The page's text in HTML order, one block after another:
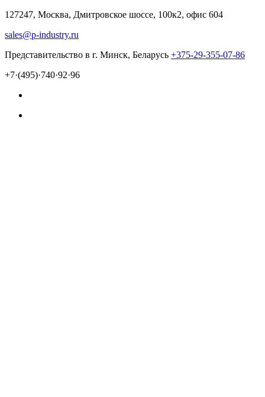
127247, Москва, Дмитровское шоссе, 100к2, офис 604
sales@p-industry.ru
Представительство в г. Минск, Беларусь +375-29-355-07-86
+7·(495)·740·92·96